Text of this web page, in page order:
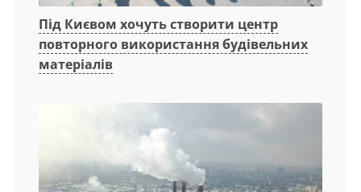
Під Києвом хочуть створити центр
повторного використання будівельних
матеріалів